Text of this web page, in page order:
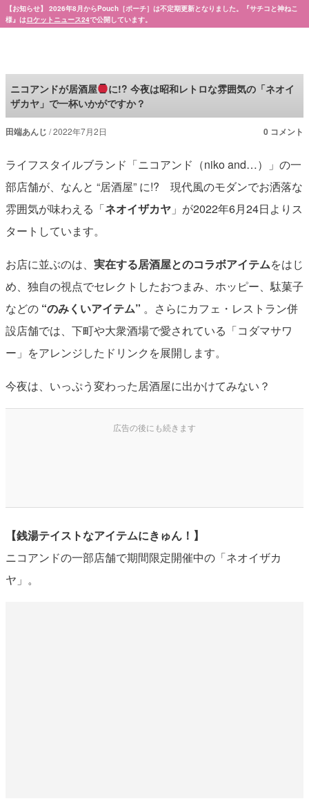
【お知らせ】 2026年8月からPouch［ポーチ］は不定期更新となりました。『サチコと神ねこ
様』はロケットニュース24で公開しています。
ニコアンドが居酒屋
に!? 今夜は昭和レトロな雰囲気の「ネオイ
ザカヤ」で一杯いかがですか？
田端あんじ 2022年7月2日 0 コメント
ライフスタイルブランド「ニコアンド（niko and…）」の一
部店舗が、なんと “居酒屋” に!? 現代風のモダンでお洒落な
雰囲気が味わえる「ネオイザカヤ」が2022年6月24日よりス
タートしています。
お店に並ぶのは、 実在する居酒屋とのコラボアイテムをはじ
め、独自の視点でセレクトしたおつまみ、ホッピー、駄菓子
などの“のみくいアイテム” 。さらにカフェ・レストラン併
設店舗では、下町や大衆酒場で愛されている「コダマサワ
ー」をアレンジしたドリンクを展開します。
今夜は、いっぷう変わった居酒屋に出かけてみない？
【銭湯テイストなアイテムにきゅん！】
ニコアンドの一部店舗で期間限定開催中の「ネオイザカ
ヤ」。